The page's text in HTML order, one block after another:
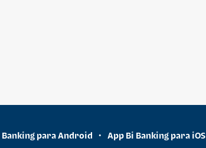
Banking para Android • App Bi Banking para iOS